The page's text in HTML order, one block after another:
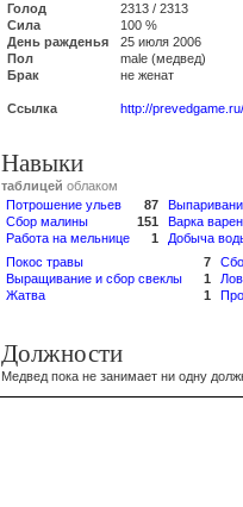
Голод
2313 / 2313
Сила
100 %
День ражденья
25 июля 2006
Пол
male (медвед)
Брак
не женат
Ссылка http://
Навыки
таблицей облаком
Потрошение ульев
87
Сбор малины
151
Работа на мельнице
1
Варка
Добыча
Покос травы
7
Выращивание и сбор свеклы
1
Жатва
1
Должности
Медвед пока не занимает ни одну